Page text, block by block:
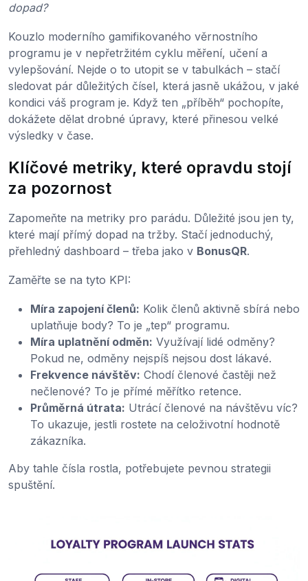
dopad?
Kouzlo moderního gamifikovaného věrnostního
programu je v nepřetržitém cyklu měření, učení a
vylepšování. Nejde o to utopit se v tabulkách – stačí
sledovat pár důležitých čísel, která jasně ukážou, v jaké
kondici váš program je. Když ten „příběh“ pochopíte,
dokážete dělat drobné úpravy, které přinesou velké
výsledky v čase.
Klíčové metriky, které opravdu stojí
za pozornost
Zapomeňte na metriky pro parádu. Důležité jsou jen ty,
které mají přímý dopad na tržby. Stačí jednoduchý,
přehledný dashboard – třeba jako v BonusQR.
Zaměřte se na tyto KPI:
Míra zapojení členů: Kolik členů aktivně sbírá nebo
uplatňuje body? To je „tep“ programu.
Míra uplatnění odměn: Využívají lidé odměny?
Pokud ne, odměny nejspíš nejsou dost lákavé.
Frekvence návštěv: Chodí členové častěji než
nečlenové? To je přímé měřítko retence.
Průměrná útrata: Utrácí členové na návštěvu víc?
To ukazuje, jestli rostete na celoživotní hodnotě
zákazníka.
Aby tahle čísla rostla, potřebujete pevnou strategii
spuštění.